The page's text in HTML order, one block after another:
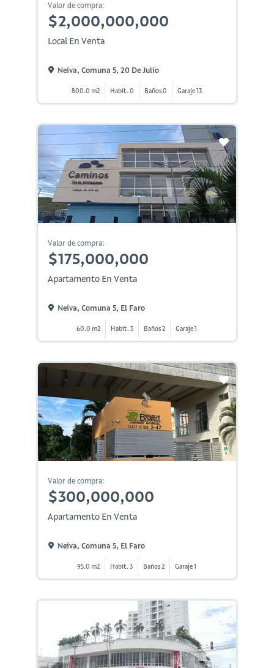
Valor de compra:
$2,000,000,000
Local En Venta
Neiva, Comuna 5, 20 De Julio
800.0 m2 Habit. 0 Baños 0 Garaje 13
Valor de compra:
$175,000,000
Apartamento En Venta
Neiva, Comuna 5, El Faro
60.0 m2 Habit. 3 Baños 2 Garaje 1
Valor de compra:
$300,000,000
Apartamento En Venta
Neiva, Comuna 5, El Faro
95.0 m2 Habit. 3 Baños 2 Garaje 1